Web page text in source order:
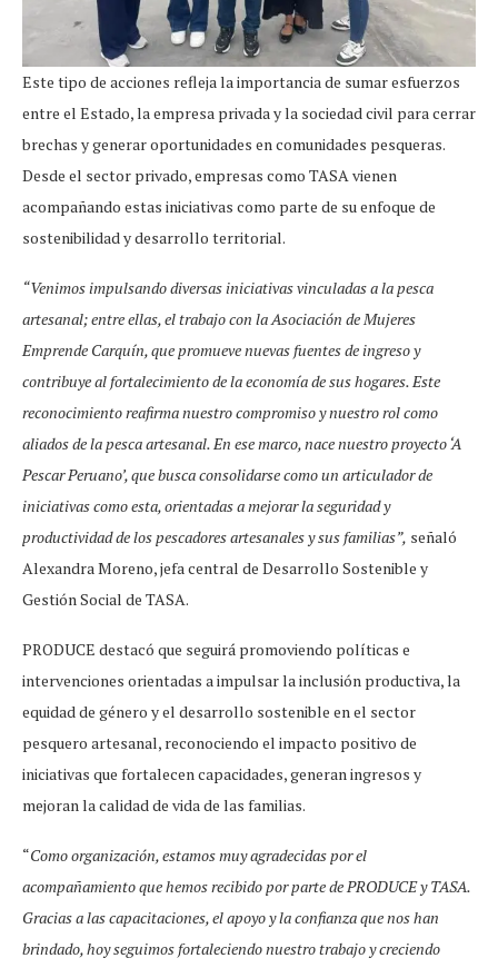
Este tipo de acciones refleja la importancia de sumar esfuerzos
entre el Estado, la empresa privada y la sociedad civil para cerrar
brechas y generar oportunidades en comunidades pesqueras.
Desde el sector privado, empresas como TASA vienen
acompañando estas iniciativas como parte de su enfoque de
sostenibilidad y desarrollo territorial.
“Venimos impulsando diversas iniciativas vinculadas a la pesca
artesanal; entre ellas, el trabajo con la Asociación de Mujeres
Emprende Carquín, que promueve nuevas fuentes de ingreso y
contribuye al fortalecimiento de la economía de sus hogares. Este
reconocimiento reafirma nuestro compromiso y nuestro rol como
aliados de la pesca artesanal. En ese marco, nace nuestro proyecto ‘A
Pescar Peruano’, que busca consolidarse como un articulador de
iniciativas como esta, orientadas a mejorar la seguridad y
productividad de los pescadores artesanales y sus familias”, señaló
Alexandra Moreno, jefa central de Desarrollo Sostenible y
Gestión Social de TASA.
PRODUCE destacó que seguirá promoviendo políticas e
intervenciones orientadas a impulsar la inclusión productiva, la
equidad de género y el desarrollo sostenible en el sector
pesquero artesanal, reconociendo el impacto positivo de
iniciativas que fortalecen capacidades, generan ingresos y
mejoran la calidad de vida de las familias.
“Como organización, estamos muy agradecidas por el
acompañamiento que hemos recibido por parte de PRODUCE y TASA.
Gracias a las capacitaciones, el apoyo y la confianza que nos han
brindado, hoy seguimos fortaleciendo nuestro trabajo y creciendo